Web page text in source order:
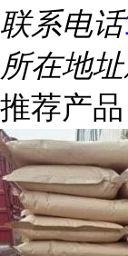
联系电话
所在地址
推荐产品